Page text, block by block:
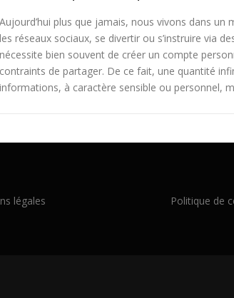
Aujourd’hui plus que jamais, nous vivons dans
les réseaux sociaux, se divertir ou s’instruire via
nécessite bien souvent de créer un compte
contraints de partager. De ce fait, une quantité
informations, à caractère sensible ou personnel,
légales Politique de